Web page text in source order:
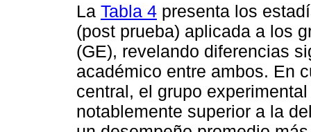
La Tabla 4 presenta los
(post prueba) aplicada a los
(GE), revelando diferencias
académico entre ambos. En
central, el grupo
notablemente superior a la